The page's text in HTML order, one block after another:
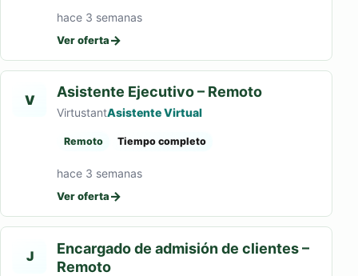
hace 3 semanas
Ver oferta→
V Asistente Ejecutivo – Remoto
VirtustantAsistente Virtual
Remoto Tiempo completo
hace 3 semanas
Ver oferta→
J
Encargado de admisión de clientes –
Remoto